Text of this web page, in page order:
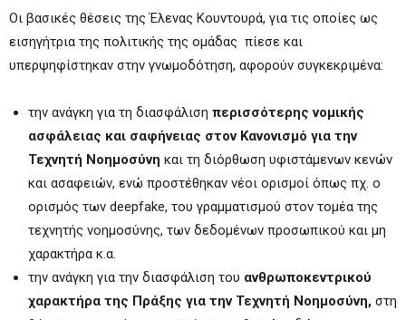
Οι βασικές θέσεις της Έλενας Κουντουρά, για τις οποίες ως
εισηγήτρια της πολιτικής της ομάδας πίεσε και
υπερψηφίστηκαν στην γνωμοδότηση, αφορούν συγκεκριμένα:
την ανάγκη για τη διασφάλιση περισσότερης νομικής
ασφάλειας και σαφήνειας στον Κανονισμό για την
Τεχνητή Νοημοσύνη και τη διόρθωση υφιστάμενων κενών
και ασαφειών, ενώ προστέθηκαν νέοι ορισμοί όπως πχ. ο
ορισμός των deepfake, του γραμματισμού στον τομέα της
τεχνητής νοημοσύνης, των δεδομένων προσωπικού και μη
χαρακτήρα κ.α.
την ανάγκη για την διασφάλιση του ανθρωποκεντρικού
χαρακτήρα της Πράξης για την Τεχνητή Νοημοσύνη, στη